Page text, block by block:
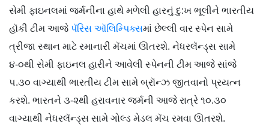
સેમી ફાઇનલમાં જર્મનીના હાથે મળેલી હારનું દુ:ખ ભૂલીને ભારતીય
હૉકી ટીમ આજે પૅરિસ ઑલિમ્પિક્સમાં છેલ્લી વાર સ્પેન સામે
ત્રીજા સ્થાન માટે રમાનારી મૅચમાં ઊતરશે. નેધરલૅન્ડ્સ સામે
૪-૦થી સેમી ફાઇનલ હારીને આવેલી સ્પેનની ટીમ આજે સાંજે
૫.૩૦ વાગ્યાથી ભારતીય ટીમ સામે બ્રૉન્ઝ જીતવાનો પ્રયત્ન
કરશે. ભારતને ૩-૨થી હરાવનાર જર્મની આજે રાત્રે ૧૦.૩૦
વાગ્યાથી નેધરલૅન્ડ્સ સામે ગોલ્ડ મેડલ મૅચ રમવા ઊતરશે.